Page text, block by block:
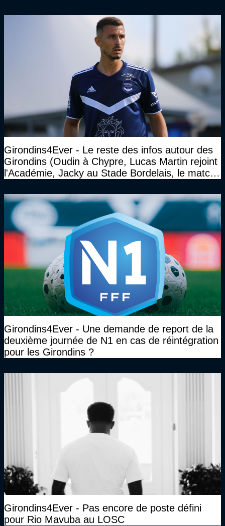
Girondins4Ever - Le reste des infos autour des
Girondins (Oudin à Chypre, Lucas Martin rejoint
l'Académie, Jacky au Stade Bordelais, le match
Girondins4Ever - Une demande de report de la
deuxième journée de N1 en cas de réintégration
pour les Girondins ?
Girondins4Ever - Pas encore de poste défini
pour Rio Mavuba au LOSC